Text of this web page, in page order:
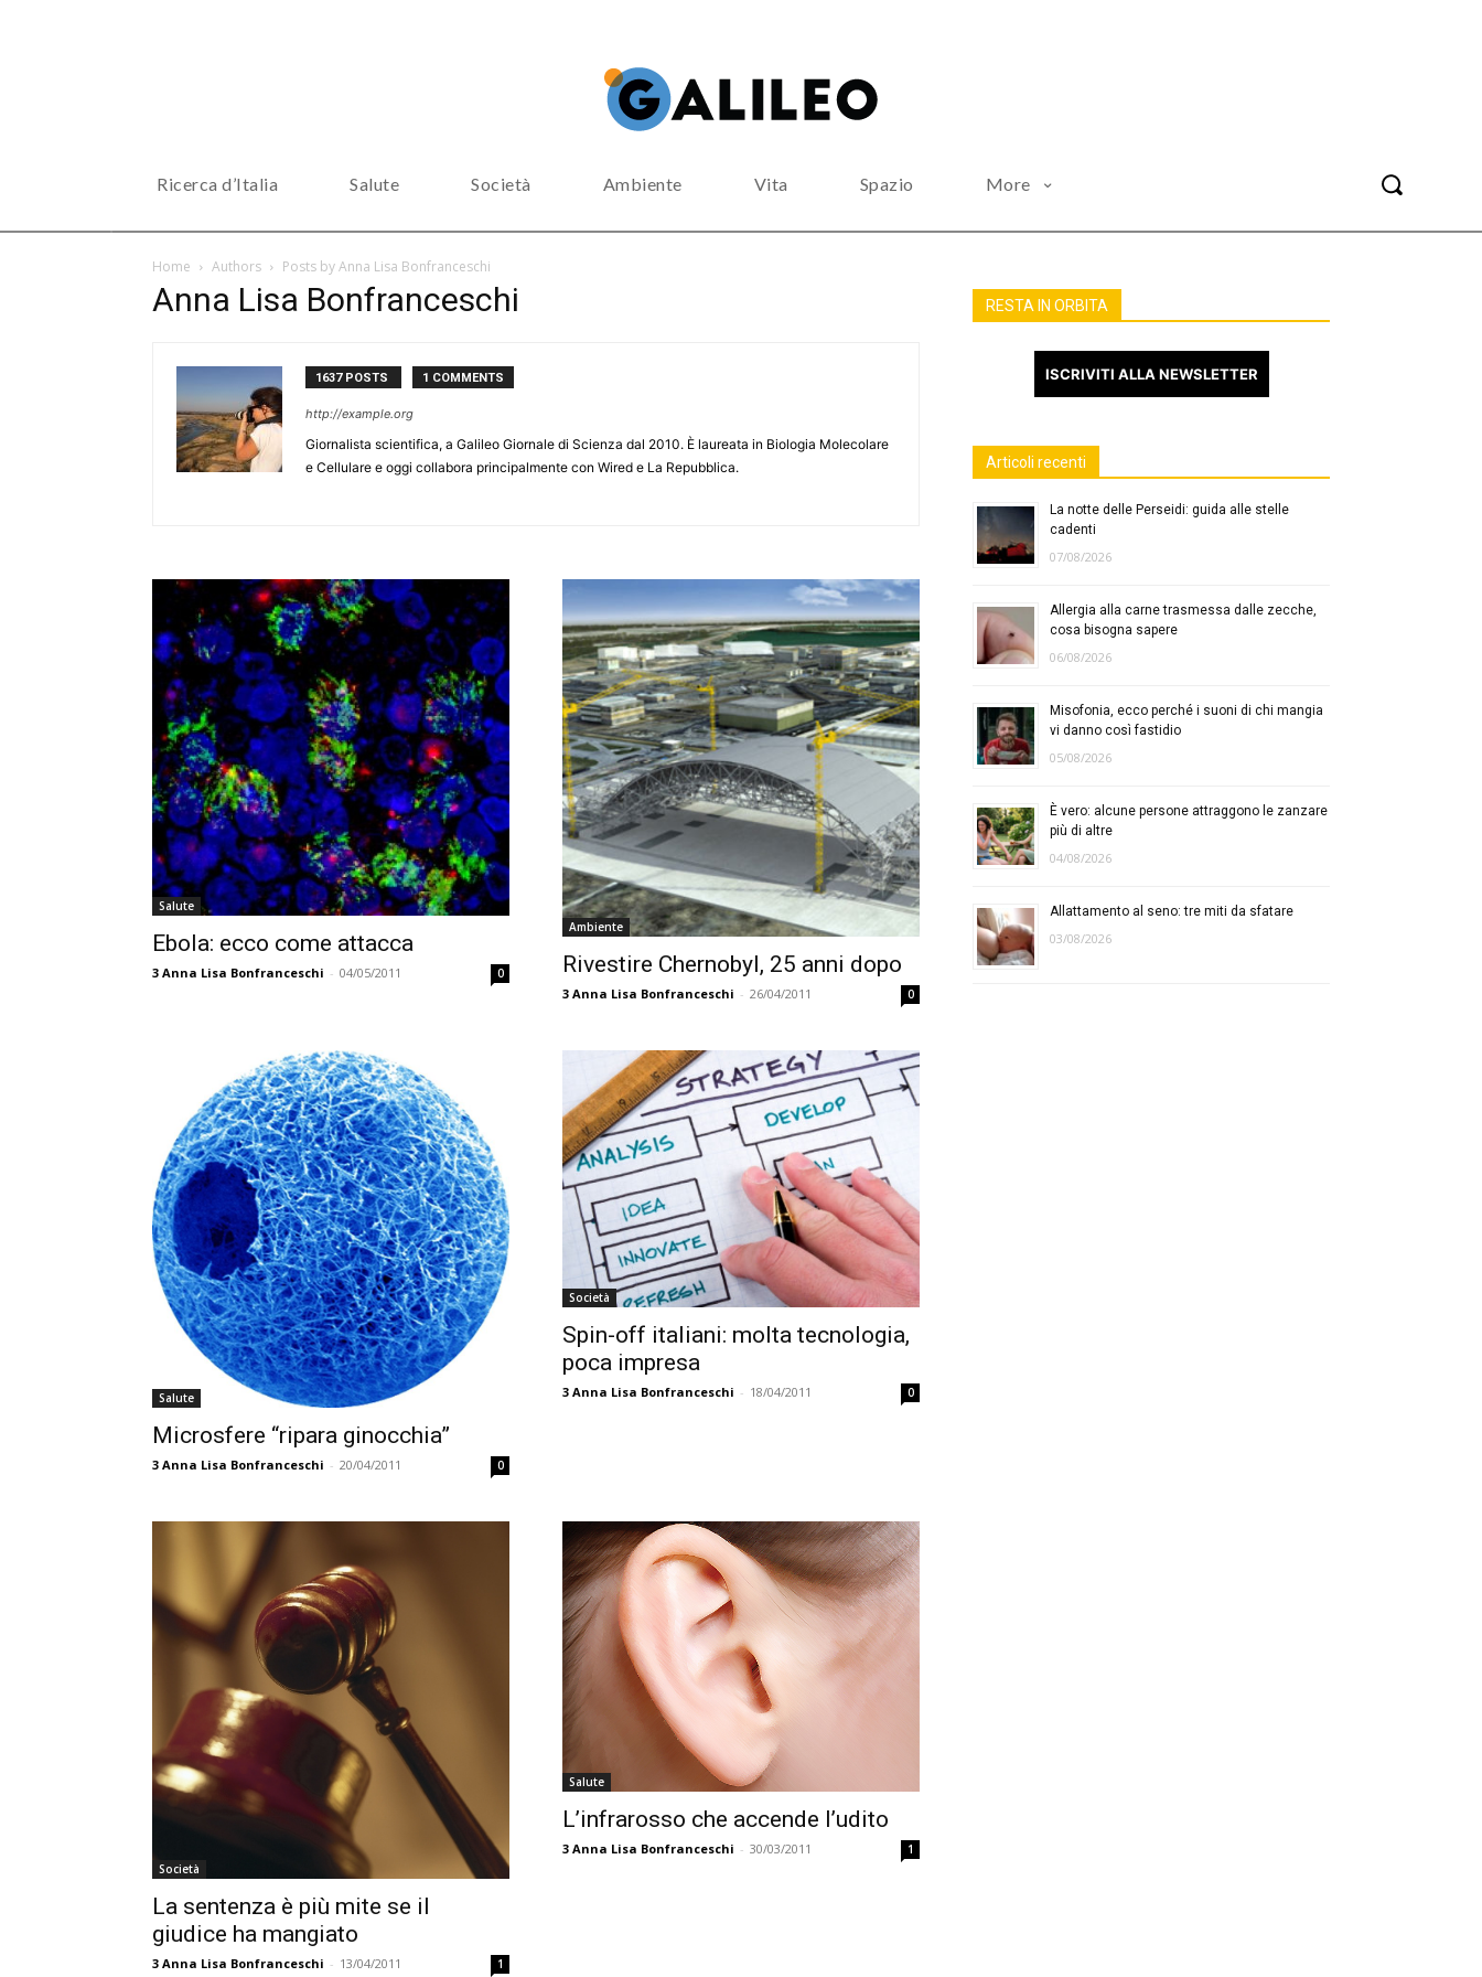
Ricerca d’Italia Salute Società Ambiente Vita Spazio More
Home Authors Posts by Anna Lisa Bonfranceschi
Anna Lisa Bonfranceschi
1637 POSTS 1 COMMENTS
http://example.org
Giornalista scientifica, a Galileo Giornale di Scienza dal 2010. È laureata in Biologia Molecolare
e Cellulare e oggi collabora principalmente con Wired e La Repubblica.
Salute
Ebola: ecco come attacca
3 Anna Lisa Bonfranceschi - 04/05/2011 0
Ambiente
Rivestire Chernobyl, 25 anni dopo
3 Anna Lisa Bonfranceschi - 26/04/2011 0
Salute
Microsfere “ripara ginocchia”
3 Anna Lisa Bonfranceschi - 20/04/2011 0
Società
Spin-off italiani: molta tecnologia,
poca impresa
3 Anna Lisa Bonfranceschi - 18/04/2011 0
Società
La sentenza è più mite se il
giudice ha mangiato
3 Anna Lisa Bonfranceschi - 13/04/2011 1
Salute
L’infrarosso che accende l’udito
3 Anna Lisa Bonfranceschi - 30/03/2011 1
RESTA IN ORBITA
ISCRIVITI ALLA NEWSLETTER
Articoli recenti
La notte delle Perseidi: guida alle stelle
cadenti
07/08/2026
Allergia alla carne trasmessa dalle zecche,
cosa bisogna sapere
06/08/2026
Misofonia, ecco perché i suoni di chi mangia
vi danno così fastidio
05/08/2026
È vero: alcune persone attraggono le zanzare
più di altre
04/08/2026
Allattamento al seno: tre miti da sfatare
03/08/2026